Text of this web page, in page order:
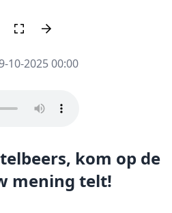
10-2025 00:00
kom op de
mening telt!